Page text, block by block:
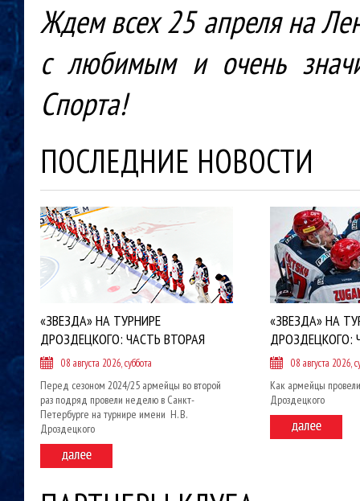
Ждем всех 25 апреля на
с любимым и очень
Спорта!
ПОСЛЕДНИЕ НОВОСТИ
«ЗВЕЗДА» НА ТУРНИРЕ
ДРОЗДЕЦКОГО: ЧАСТЬ ВТОРАЯ
08 августа 2026, суббота
Перед сезоном 2024/25 армейцы во второй
раз подряд провели неделю в Санкт-
Петербурге на турнире имени Н. В.
Дроздецкого
«ЗВЕЗДА» НА
ДРОЗДЕЦКОГО:
08 августа 2026,
Как армейцы
Дроздецкого